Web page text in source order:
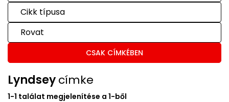
Cikk típusa
Rovat
CSAK CÍMKÉBEN
Lyndseycímke
1-1 találat megjelenítése a 1-ből